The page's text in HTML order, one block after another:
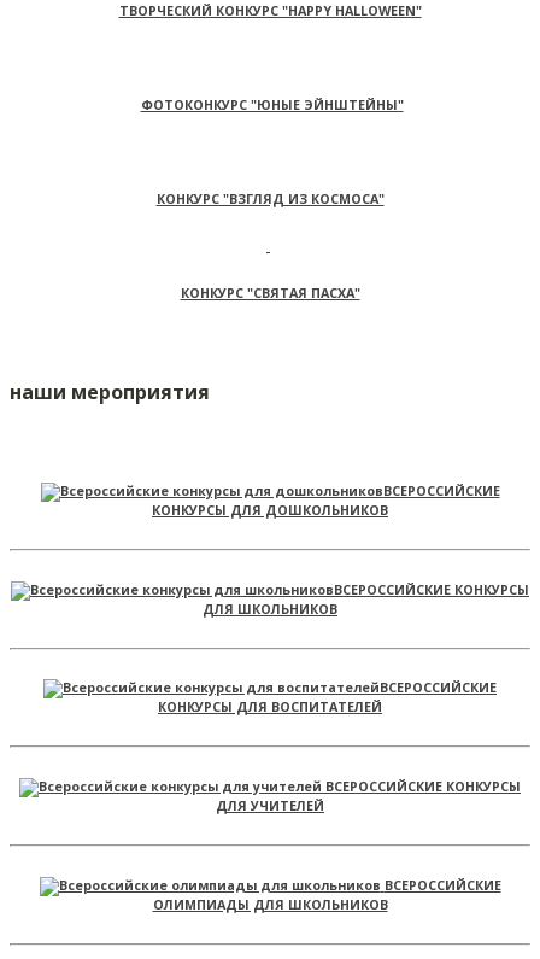
ТВОРЧЕСКИЙ КОНКУРС "HAPPY HALLOWEEN"
ФОТОКОНКУРС "ЮНЫЕ ЭЙНШТЕЙНЫ"
КОНКУРС "ВЗГЛЯД ИЗ КОСМОСА"
КОНКУРС "СВЯТАЯ ПАСХА"
наши мероприятия
ВСЕРОССИЙСКИЕ
КОНКУРСЫ ДЛЯ ДОШКОЛЬНИКОВ
ВСЕРОССИЙСКИЕ КОНКУРСЫ
ДЛЯ ШКОЛЬНИКОВ
ВСЕРОССИЙСКИЕ
КОНКУРСЫ ДЛЯ ВОСПИТАТЕЛЕЙ
ВСЕРОССИЙСКИЕ КОНКУРСЫ
ДЛЯ УЧИТЕЛЕЙ
ВСЕРОССИЙСКИЕ
ОЛИМПИАДЫ ДЛЯ ШКОЛЬНИКОВ